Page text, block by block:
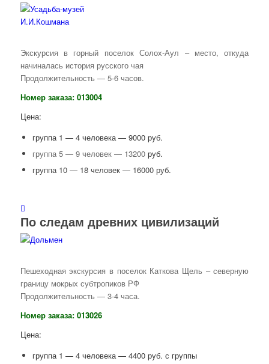
Экскурсия в горный поселок Солох-Аул – место, откуда
начиналась история русского чая
Продолжительность — 5-6 часов.
Номер заказа: 013004
Цена:
группа 1 — 4 человека — 9000 руб.
группа 5 — 9 человек — 13200руб.
группа 10 — 18 человек — 16000 руб.
По следам древних цивилизаций
Пешеходная экскурсия в поселок Каткова Щель – северную
границу мокрых субтропиков РФ
Продолжительность — 3-4 часа.
Номер заказа: 013026
Цена:
группа 1 — 4 человека — 4400 руб. с группы